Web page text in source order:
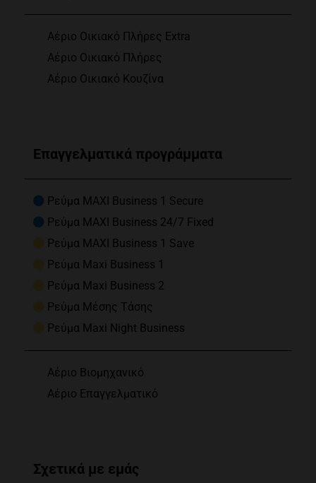
Αέριο Οικιακό Πλήρες Extra
Αέριο Οικιακό Πλήρες
Αέριο Οικιακό Κουζίνα
Επαγγελματικά προγράμματα
Ρεύμα MAXI Business 1 Secure
Ρεύμα MAXI Business 24/7 Fixed
Ρεύμα MAXI Business 1 Save
Ρεύμα Maxi Business 1
Ρεύμα Maxi Business 2
Ρεύμα Μέσης Τάσης
Ρεύμα Maxi Night Business
Αέριο Βιομηχανικό
Αέριο Επαγγελματικό
Σχετικά με εμάς